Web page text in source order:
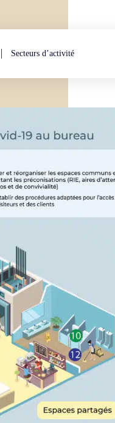
Secteurs d’activité